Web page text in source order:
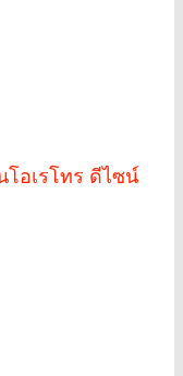
โอเรโทร ดีไซน์